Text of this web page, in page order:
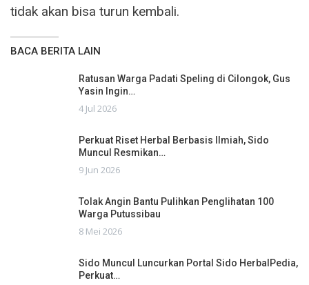
tidak akan bisa turun kembali.
BACA BERITA LAIN
Ratusan Warga Padati Speling di Cilongok, Gus
Yasin Ingin…
4 Jul 2026
Perkuat Riset Herbal Berbasis Ilmiah, Sido
Muncul Resmikan…
9 Jun 2026
Tolak Angin Bantu Pulihkan Penglihatan 100
Warga Putussibau
8 Mei 2026
Sido Muncul Luncurkan Portal Sido HerbalPedia,
Perkuat…